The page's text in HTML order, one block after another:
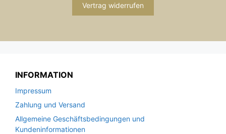
Vertrag widerrufen
INFORMATION
Impressum
Zahlung und Versand
Allgemeine Geschäftsbedingungen und
Kundeninformationen